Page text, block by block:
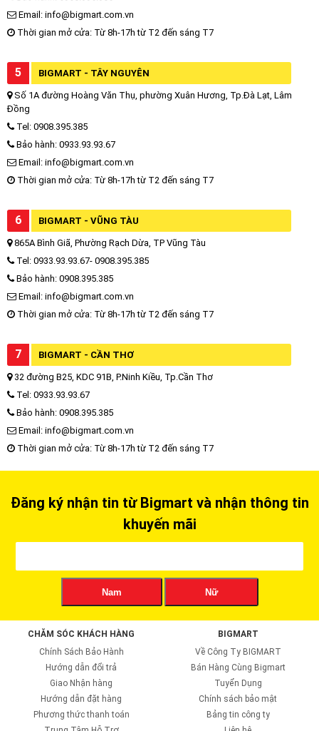
Email: info@bigmart.com.vn
Thời gian mở cửa: Từ 8h-17h từ T2 đến sáng T7
5 BIGMART - TÂY NGUYÊN
Số 1A đường Hoàng Văn Thụ, phường Xuân Hương, Tp.Đà Lạt, Lâm
Đồng
Tel: 0908.395.385
Bảo hành: 0933.93.93.67
Email: info@bigmart.com.vn
Thời gian mở cửa: Từ 8h-17h từ T2 đến sáng T7
6 BIGMART - VŨNG TÀU
865A Bình Giã, Phường Rạch Dừa, TP Vũng Tàu
Tel: 0933.93.93.67- 0908.395.385
Bảo hành: 0908.395.385
Email: info@bigmart.com.vn
Thời gian mở cửa: Từ 8h-17h từ T2 đến sáng T7
7 BIGMART - CẦN THƠ
32 đường B25, KDC 91B, P.Ninh Kiều, Tp.Cần Thơ
Tel: 0933.93.93.67
Bảo hành: 0908.395.385
Email: info@bigmart.com.vn
Thời gian mở cửa: Từ 8h-17h từ T2 đến sáng T7
Đăng ký nhận tin từ Bigmart và nhận thông tin
khuyến mãi
Nam Nữ
CHĂM SÓC KHÁCH HÀNG
Chính Sách Bảo Hành
Hướng dẫn đổi trả
Giao Nhận hàng
Hướng dẫn đặt hàng
Phương thức thanh toán
BIGMART
Về Công Ty BIGMART
Bán Hàng Cùng Bigmart
Tuyển Dụng
Chính sách bảo mật
Bảng tin công ty